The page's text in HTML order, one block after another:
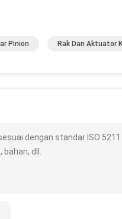
Pinion Rak Dan Aktuator
dengan standar ISO 5211
dll.